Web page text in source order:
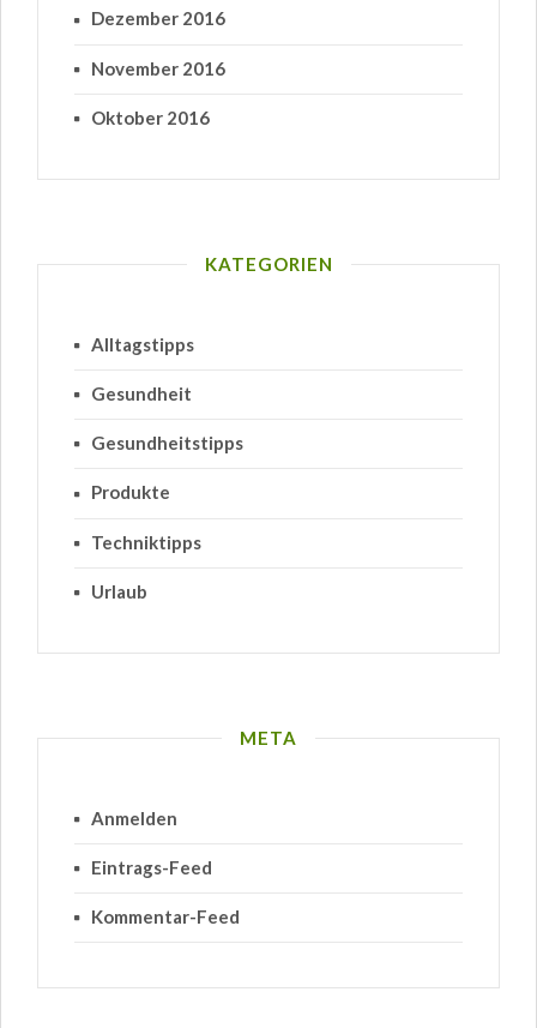
Dezember 2016
November 2016
Oktober 2016
KATEGORIEN
Alltagstipps
Gesundheit
Gesundheitstipps
Produkte
Techniktipps
Urlaub
META
Anmelden
Eintrags-Feed
Kommentar-Feed